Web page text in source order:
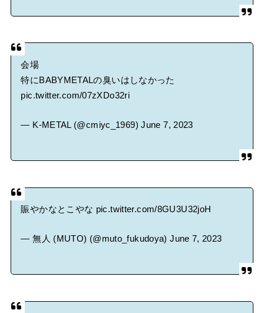
会場
特にBABYMETALの臭いはしなかった
pic.twitter.com/07zXDo32ri
— K-METAL (@cmiyc_1969)June 7, 2023
賑やかなとこやな pic.twitter.com/8GU3U32joH
— 無人 (MUTO) (@muto_fukudoya)June 7, 2023